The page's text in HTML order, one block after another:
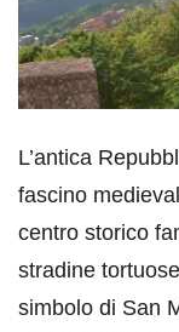
L’antica
fascino
centro storico
stradine
simbolo di San